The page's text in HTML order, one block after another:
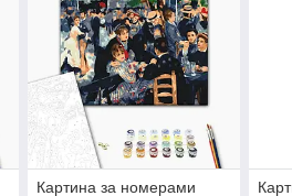
Картина за номерами